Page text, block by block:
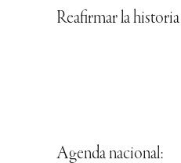
Reafirmar la historia
Agenda nacional: